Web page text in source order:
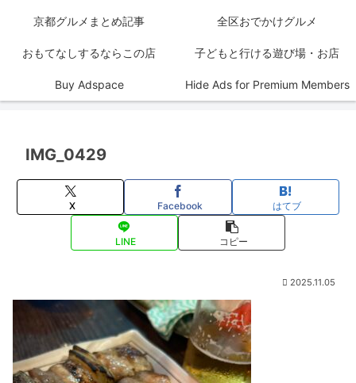
京都グルメまとめ記事 全区おでかけグルメ
おもてなしするならこの店 子どもと行ける遊び場・お店
Buy Adspace Hide Ads for Premium Members
IMG_0429
X Facebook はてブ
LINE コピー
2025.11.05